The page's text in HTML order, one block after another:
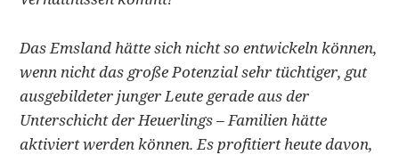
Das Emsland hätte sich nicht so entwickeln können,
wenn nicht das große Potenzial sehr tüchtiger, gut
ausgebildeter junger Leute gerade aus der
Unterschicht der Heuerlings – Familien hätte
aktiviertwerden können. Es profitiert heute davon,